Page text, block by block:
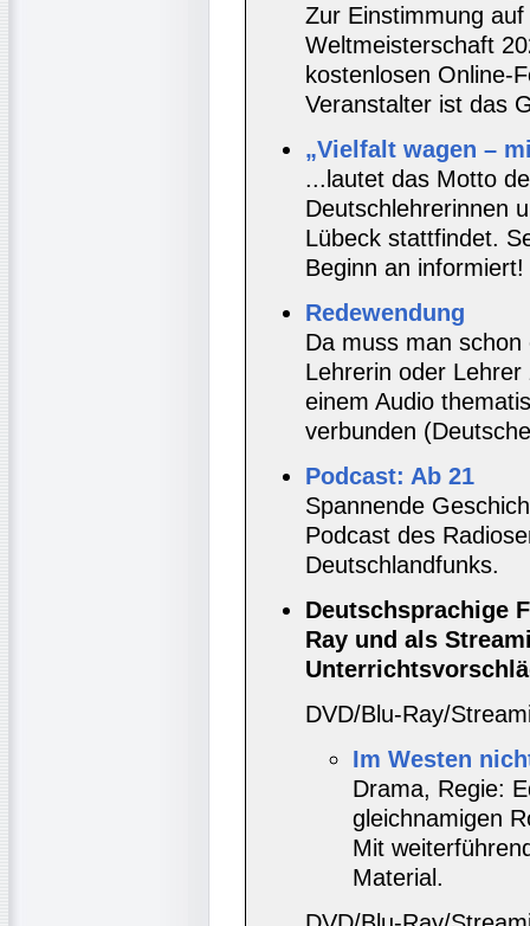
Zur Einstimmung
Weltmeisterschaft
kostenlosen Online-
Veranstalter ist das
„Vielfalt wagen –
...lautet das Motto
Deutschlehrerinnen
Lübeck stattfindet.
Beginn an informiert!
Redewendung
Da muss man
Lehrerin oder
einem Audio
verbunden
Podcast: Ab 21
Spannende
Podcast des
Deutschlandfunks.
Deutschsprachige
Ray und als
DVD/Blu-Ray/
Im Westen
Drama, Regie:
gleichnamigen
Mit
Material.